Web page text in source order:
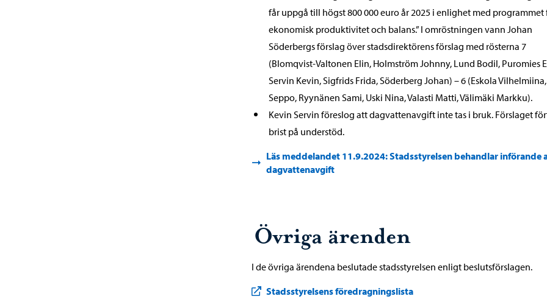
får uppgå till högst 800 000 euro år 2025 i enlighet med programmet
ekonomisk produktivitet och balans.” I omröstningen vann Johan
Söderbergs förslag över stadsdirektörens förslag med rösterna 7
(Blomqvist-Valtonen Elin, Holmström Johnny, Lund Bodil, Puromies
Servin Kevin, Sigfrids Frida, Söderberg Johan) – 6 (Eskola
Seppo, Ryynänen Sami, Uski Nina, Valasti Matti, Välimäki Markku).
Kevin Servin föreslog att dagvattenavgift inte tas i bruk. Förslaget
brist på understöd.
Läs meddelandet 11.9.2024: Stadsstyrelsen behandlar införande
dagvattenavgift
Övriga ärenden
I de övriga ärendena beslutade stadsstyrelsen enligt beslutsförslagen.
Stadsstyrelsens föredragningslista